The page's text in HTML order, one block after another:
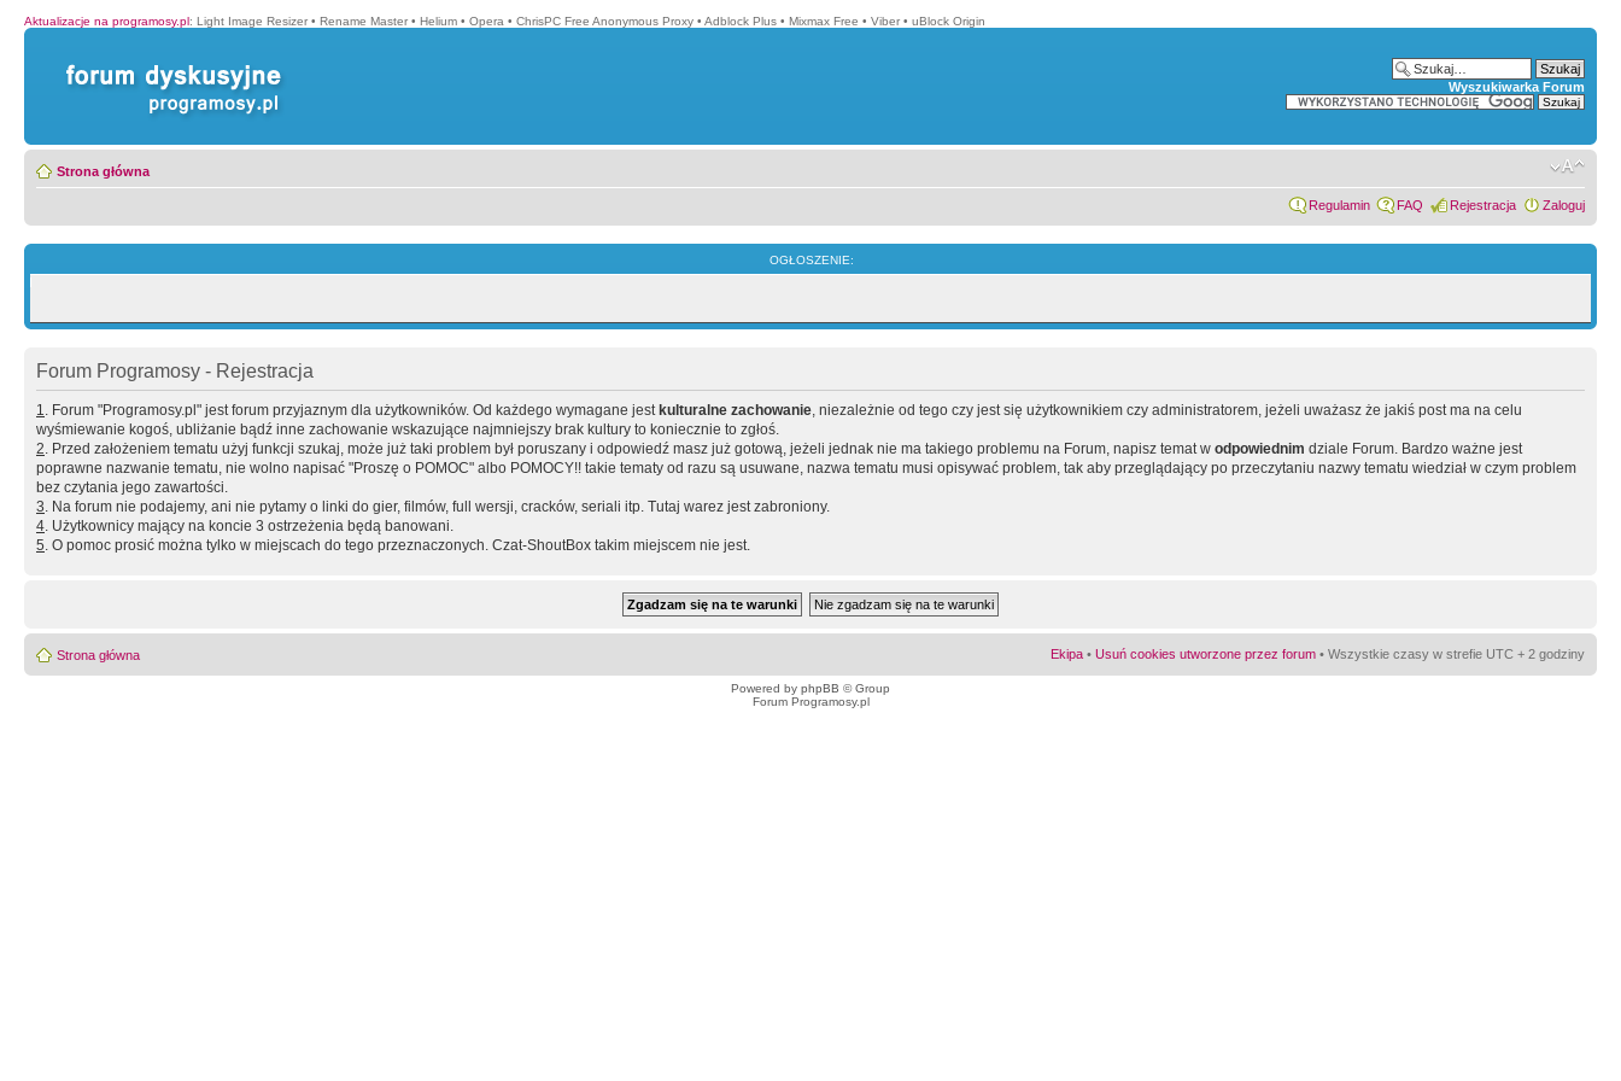
Aktualizacje na programosy.pl: Light Image Resizer • Rename Master • Helium • Opera • ChrisPC Free Anonymous Proxy • Adblock Plus • Mixmax Free • Viber • uBlock Origin
Wyszukiwarka Forum
Strona główna
Regulamin FAQ Rejestracja Zaloguj
OGŁOSZENIE:
Forum Programosy - Rejestracja
1. Forum "Programosy.pl" jest forum przyjaznym dla użytkowników. Od każdego wymagane jest kulturalne zachowanie, niezależnie od tego czy jest się użytkownikiem czy administratorem, jeżeli uważasz że jakiś post ma na celu
wyśmiewanie kogoś, ubliżanie bądź inne zachowanie wskazujące najmniejszy brak kultury to koniecznie to zgłoś.
2. Przed założeniem tematu użyj funkcji szukaj, może już taki problem był poruszany i odpowiedź masz już gotową, jeżeli jednak nie ma takiego problemu na Forum, napisz temat w odpowiednim dziale Forum. Bardzo ważne jest
poprawne nazwanie tematu, nie wolno napisać "Proszę o POMOC" albo POMOCY!! takie tematy od razu są usuwane, nazwa tematu musi opisywać problem, tak aby przeglądający po przeczytaniu nazwy tematu wiedział w czym problem
bez czytania jego zawartości.
3. Na forum nie podajemy, ani nie pytamy o linki do gier, filmów, full wersji, cracków, seriali itp. Tutaj warez jest zabroniony.
4. Użytkownicy mający na koncie 3 ostrzeżenia będą banowani.
5. O pomoc prosić można tylko w miejscach do tego przeznaczonych. Czat-ShoutBox takim miejscem nie jest.
Strona główna Ekipa • Usuń cookies utworzone przez forum • Wszystkie czasy w strefie UTC + 2 godziny
Powered by phpBB © Group
Forum Programosy.pl